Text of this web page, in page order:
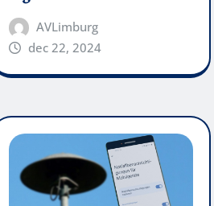
AVLimburg
dec 22, 2024